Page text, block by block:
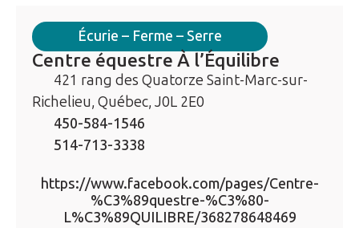
Écurie – Ferme – Serre
Centre équestre À l’Équilibre
421 rang des Quatorze Saint-Marc-sur-
Richelieu, Québec, J0L 2E0
450-584-1546
514-713-3338
https://www.facebook.com/pages/Centre-
%C3%89questre-%C3%80-
L%C3%89QUILIBRE/368278648469